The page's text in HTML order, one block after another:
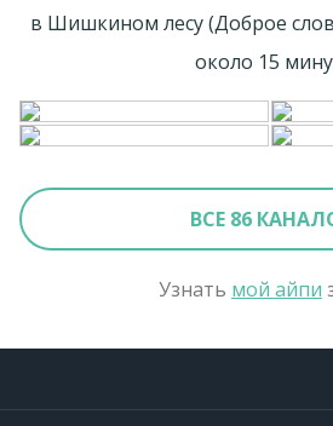
в Шишкином лесу (Доброе
около 15
ВСЕ 86
Узнать мой айпи